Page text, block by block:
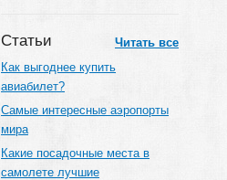
Статьи
Читать все
Как выгоднее купить
авиабилет?
Самые интересные аэропорты
мира
Какие посадочные места в
самолете лучшие